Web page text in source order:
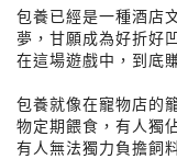
包養已經是一種酒店
夢，甘願成為好折好
在這場遊戲中，到底
包養就像在寵物店的
物定期餵食，有人獨
有人無法獨力負擔飼